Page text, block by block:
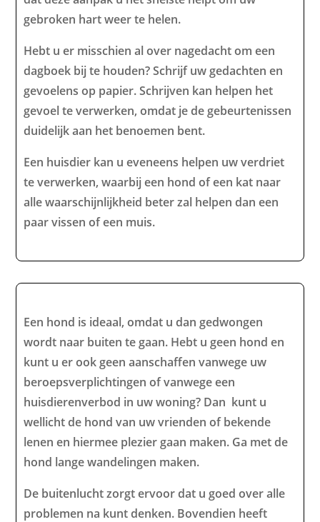
gebroken hart weer te helen.
Hebt u er misschien al over nagedacht om een
dagboek bij te houden? Schrijf uw gedachten en
gevoelens op papier. Schrijven kan helpen het
gevoel te verwerken, omdat je de gebeurtenissen
duidelijk aan het benoemen bent.
Een huisdier kan u eveneens helpen uw verdriet
te verwerken, waarbij een hond of een kat naar
alle waarschijnlijkheid beter zal helpen dan een
paar vissen of een muis.
Een hond is ideaal, omdat u dan gedwongen
wordt naar buiten te gaan. Hebt u geen hond en
kunt u er ook geen aanschaffen vanwege uw
beroepsverplichtingen of vanwege een
huisdierenverbod in uw woning? Dan kunt u
wellicht de hond van uw vrienden of bekende
lenen en hiermee plezier gaan maken. Ga met de
hond lange wandelingen maken.
De buitenlucht zorgt ervoor dat u goed over alle
problemen na kunt denken. Bovendien heeft